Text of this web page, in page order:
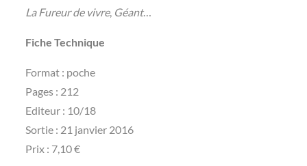
La Fureur de vivre, Géant…
Fiche Technique
Format : poche
Pages : 212
Editeur : 10/18
Sortie : 21 janvier 2016
Prix : 7,10 €